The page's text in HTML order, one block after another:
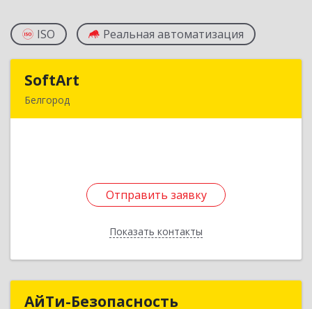
ISO Реальная автоматизация
SoftArt
Белгород
Отправить заявку
Показать контакты
Отправить заявку
Назад
АйТи-БезопасностьАйТи-Безопасность